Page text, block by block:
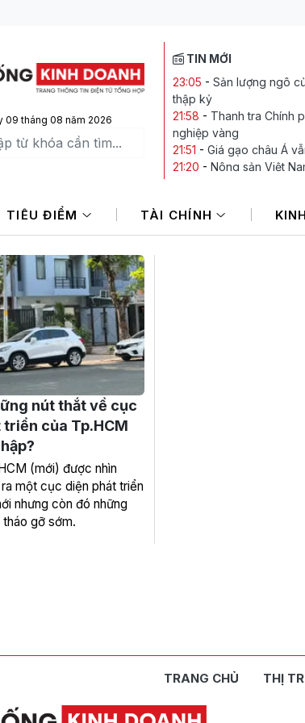
09 tháng 08 năm 2026
TIN MỚI
23:05 - Sản lượng ngô
thập kỷ
21:58 - Thanh tra Chính
nghiệp vàng
21:51 - Giá gạo châu Á
21:20 - Nông sản Việt
19:25- BAF và áp lực
TIÊU ĐIỂM TÀI CHÍNH
nút thắt về cục
của Tp.HCM
(mới) được nhìn
một cục diện phát triển
nhưng còn đó những
gỡ sớm.
TRANG CHỦ THỊ